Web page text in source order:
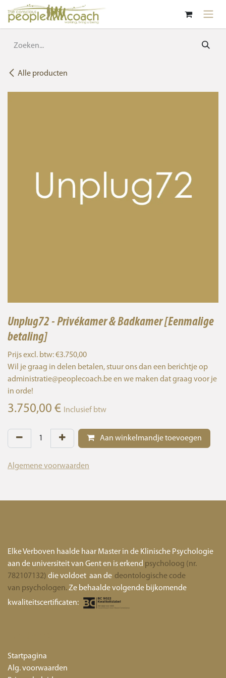
Overslaan naar inhoud
Alle producten
Unplug72 - Privékamer & Badkamer [Eenmalige
betaling]
Prijs excl. btw: €3.750,00
Wil je graag in delen betalen, stuur ons dan een berichtje op
administratie@peoplecoach.be en we maken dat graag voor je
in orde!
3.750,00 € Inclusief btw
Aan winkelmandje toevoegen
Algemene voorwaarden
Elke Verboven haalde haar Master in de Klinische Psychologie
aan de universiteit van Gent en is erkend psycholoog (nr.
782107132) die voldoet aan de deontologische code
van psychologen.Ze behaalde volgende bijkomende
kwaliteitscertificaten:
Startpagina
Alg. voorwaarden